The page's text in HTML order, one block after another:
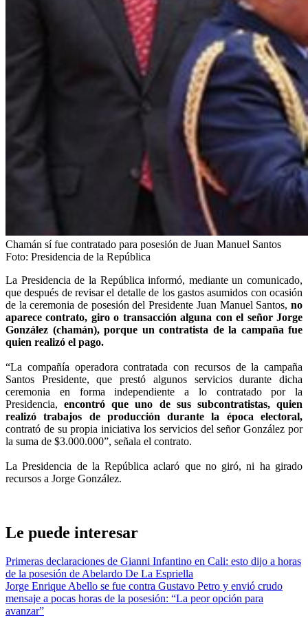
Chamán sí fue contratado para posesión de Juan Manuel Santos
Foto: Presidencia de la República
La Presidencia de la República informó, mediante un comunicado,
que después de revisar el detalle de los gastos asumidos con ocasión
de la ceremonia de posesión del Presidente Juan Manuel Santos, no
aparece contrato, giro o transacción alguna con el señor Jorge
González (chamán), porque un contratista de la campaña fue
quien realizó el pago.
“La compañía operadora contratada con recursos de la campaña
Santos Presidente, que prestó algunos servicios durante dicha
ceremonia en forma independiente a lo contratado por la
Presidencia,encontró que uno de sus subcontratistas, quien
realizó trabajos de producción durante la época electoral,
contrató de su propia iniciativa los servicios del señor González por
la suma de $3.000.000”, señala el contrato.
La Presidencia de la República aclaró que no giró, ni ha girado
recursos a Jorge González.
Le puede interesar
Primeras declaraciones de Gianni Infantino en Cali: esto dijo a horas
de la posesión de Abelardo De La Espriella
Jorge Enrique Abello se fue contra Gustavo Petro y envió crudo
mensaje a pocas horas de la posesión: “La peor opción para
avanzar”